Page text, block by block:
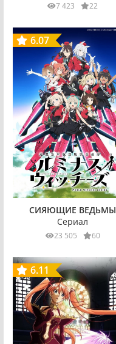
7 423 22
6.07
СИЯЮЩИЕ ВЕДЬМЫ
Сериал
23 505 60
6.11